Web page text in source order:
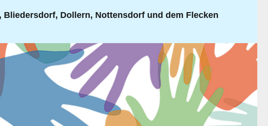
Dollern, Nottensdorf und dem Flecken